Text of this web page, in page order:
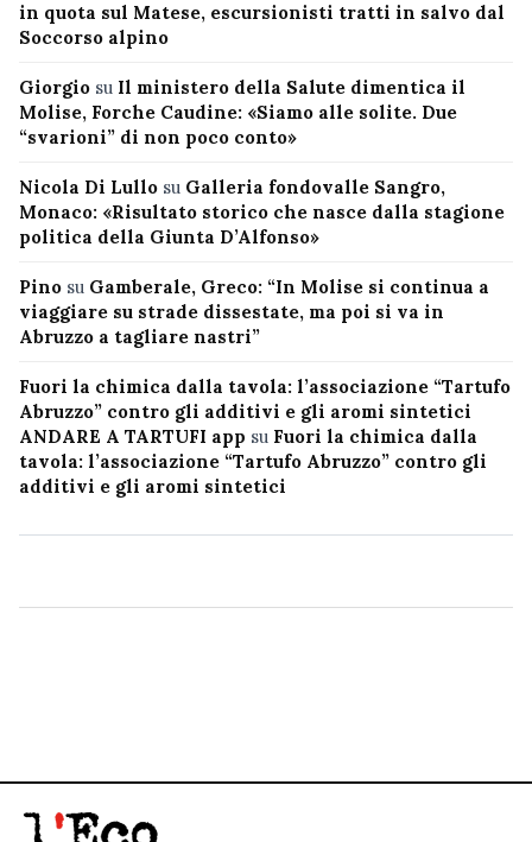
in quota sul Matese, escursionisti tratti in salvo dal
Soccorso alpino
Giorgio su Il ministero della Salute dimentica il
Molise, Forche Caudine: «Siamo alle solite. Due
“svarioni” di non poco conto»
Nicola Di Lullo su Galleria fondovalle Sangro,
Monaco: «Risultato storico che nasce dalla stagione
politica della Giunta D’Alfonso»
Pino su Gamberale, Greco: “In Molise si continua a
viaggiare su strade dissestate, ma poi si va in
Abruzzo a tagliare nastri”
Fuori la chimica dalla tavola: l’associazione “Tartufo
Abruzzo” contro gli additivi e gli aromi sintetici
ANDARE A TARTUFI app su Fuori la chimica dalla
tavola: l’associazione “Tartufo Abruzzo” contro gli
additivi e gli aromi sintetici